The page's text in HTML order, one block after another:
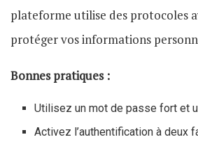
plateforme utilise des protocoles
protéger vos informations
Bonnes pratiques :
Utilisez un mot de passe fort et
Activez l’authentification à deux